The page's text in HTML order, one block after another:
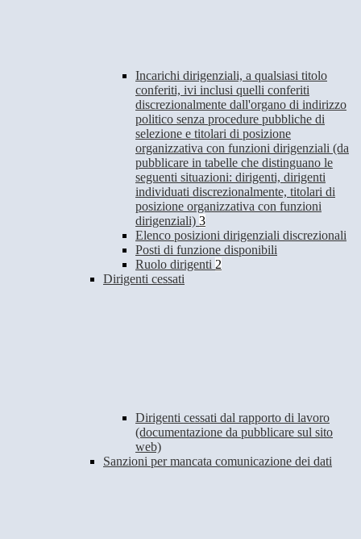
Incarichi dirigenziali, a qualsiasi titolo
conferiti, ivi inclusi quelli conferiti
discrezionalmente dall'organo di indirizzo
politico senza procedure pubbliche di
selezione e titolari di posizione
organizzativa con funzioni dirigenziali (da
pubblicare in tabelle che distinguano le
seguenti situazioni: dirigenti, dirigenti
individuati discrezionalmente, titolari di
posizione organizzativa con funzioni
dirigenziali) 3
Elenco posizioni dirigenziali discrezionali
Posti di funzione disponibili
Ruolo dirigenti 2
Dirigenti cessati
Dirigenti cessati dal rapporto di lavoro
(documentazione da pubblicare sul sito
web)
Sanzioni per mancata comunicazione dei dati